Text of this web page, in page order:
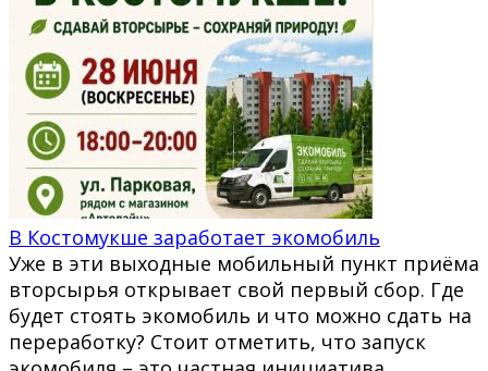
В Костомукше заработает экомобиль
Уже в эти выходные мобильный пункт приёма
вторсырья открывает свой первый сбор. Где
будет стоять экомобиль и что можно сдать на
переработку? Стоит отметить, что запуск